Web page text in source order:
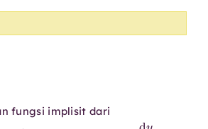
fungsi implisit dari